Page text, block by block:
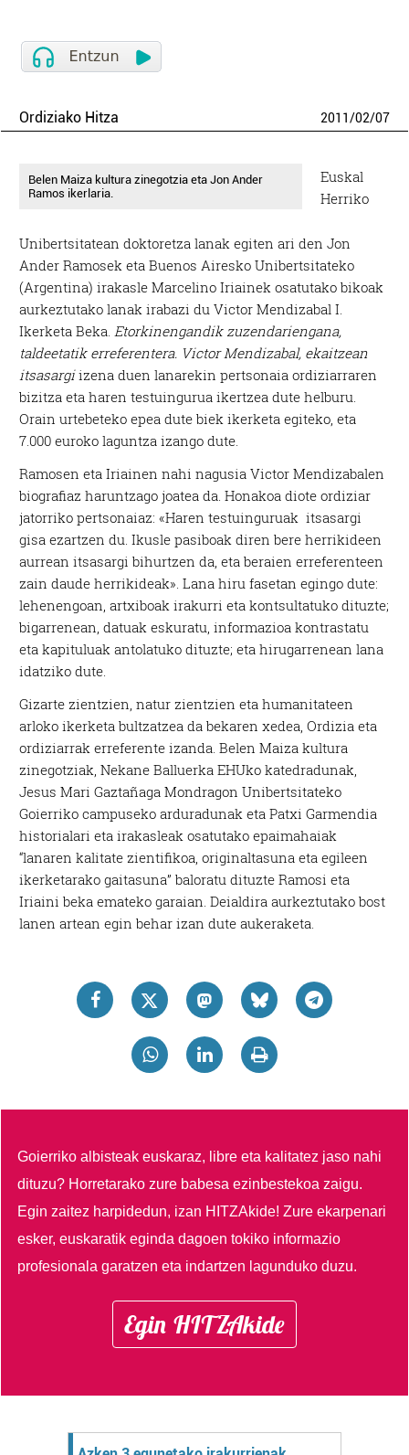
Ordiziako Hitza 2011/02/07
Belen Maiza kultura zinegotzia eta Jon Ander
Ramos ikerlaria.
Euskal
Herriko
Unibertsitatean doktoretza lanak egiten ari den Jon
Ander Ramosek eta Buenos Airesko Unibertsitateko
(Argentina) irakasle Marcelino Iriainek osatutako bikoak
aurkeztutako lanak irabazi du Victor Mendizabal I.
Ikerketa Beka.Etorkinengandik zuzendariengana,
taldeetatik erreferentera. Victor Mendizabal, ekaitzean
itsasargiizena duen lanarekin pertsonaia ordiziarraren
bizitza eta haren testuingurua ikertzea dute helburu.
Orain urtebeteko epea dute biek ikerketa egiteko, eta
7.000 euroko laguntza izango dute.
Ramosen eta Iriainen nahi nagusia Victor Mendizabalen
biografiaz haruntzago joatea da. Honakoa diote ordiziar
jatorriko pertsonaiaz: «Haren testuinguruak itsasargi
gisa ezartzen du. Ikusle pasiboak diren bere herrikideen
aurrean itsasargi bihurtzen da, eta beraien erreferenteen
zain daude herrikideak». Lana hiru fasetan egingo dute:
lehenengoan, artxiboak irakurri eta kontsultatuko dituzte;
bigarrenean, datuak eskuratu, informazioa kontrastatu
eta kapituluak antolatuko dituzte; eta hirugarrenean lana
idatziko dute.
Gizarte zientzien, natur zientzien eta humanitateen
arloko ikerketa bultzatzea da bekaren xedea, Ordizia eta
ordiziarrak erreferente izanda. Belen Maiza kultura
zinegotziak, Nekane Balluerka EHUko katedradunak,
Jesus Mari Gaztañaga Mondragon Unibertsitateko
Goierriko campuseko arduradunak eta Patxi Garmendia
historialari eta irakasleak osatutako epaimahaiak
“lanaren kalitate zientifikoa, originaltasuna eta egileen
ikerketarako gaitasuna” baloratu dituzte Ramosi eta
Iriaini beka emateko garaian. Deialdira aurkeztutako bost
lanen artean egin behar izan dute aukeraketa.
Goierriko albisteak euskaraz, libre eta kalitatez jaso nahi
dituzu? Horretarako zure babesa ezinbestekoa zaigu.
Egin zaitez harpidedun, izan HITZAkide!Zure ekarpenari
esker, euskaratik eginda dagoen tokiko informazio
profesionala garatzen eta indartzen lagunduko duzu.
Egin HITZAkide